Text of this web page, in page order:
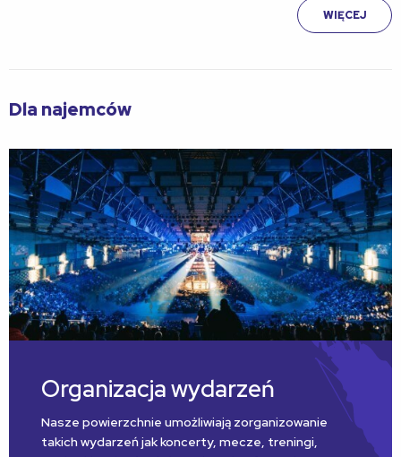
WIĘCEJ
Dla najemców
Organizacja wydarzeń
Nasze powierzchnie umożliwiają zorganizowanie
takich wydarzeń jak koncerty, mecze, treningi,